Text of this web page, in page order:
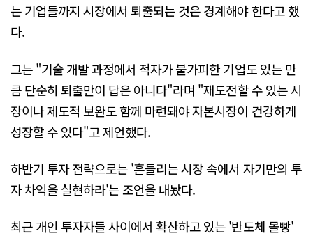
는 기업들까지 시장에서 퇴출되는 것은 경계해야 한다고 했
다.
그는 "기술 개발 과정에서 적자가 불가피한 기업도 있는 만
큼 단순히 퇴출만이 답은 아니다"라며 "재도전할 수 있는 시
장이나 제도적 보완도 함께 마련돼야 자본시장이 건강하게
성장할 수 있다"고 제언했다.
하반기 투자 전략으로는 '흔들리는 시장 속에서 자기만의 투
자 차익을 실현하라'는 조언을 내놨다.
최근 개인 투자자들 사이에서 확산하고 있는 '반도체 몰빵'